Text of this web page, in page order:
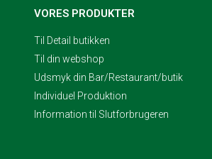
VORES PRODUKTER
Til Detail butikken
Til din webshop
Udsmyk din Bar/Restaurant/butik
Individuel Produktion
Information til Slutforbrugeren